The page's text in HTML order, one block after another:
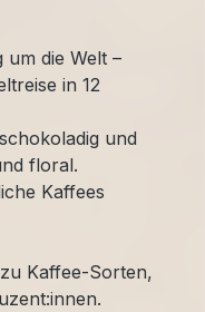
die Welt –
in 12
und
floral.
Kaffees
Kaffee-Sorten,